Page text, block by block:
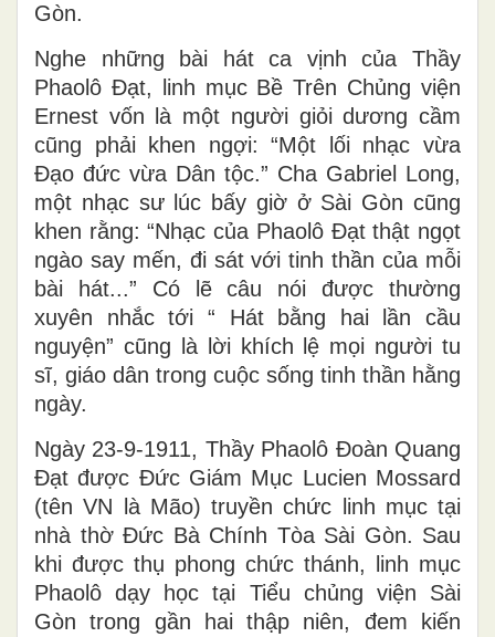
Gòn.
Nghe những bài hát ca vịnh của Thầy
Phaolô Đạt, linh mục Bề Trên Chủng viện
Ernest vốn là một người giỏi dương cầm
cũng phải khen ngợi: “Một lối nhạc vừa
Đạo đức vừa Dân tộc.” Cha Gabriel Long,
một nhạc sư lúc bấy giờ ở Sài Gòn cũng
khen rằng: “Nhạc của Phaolô Đạt thật ngọt
ngào say mến, đi sát với tinh thần của mỗi
bài hát...” Có lẽ câu nói được thường
xuyên nhắc tới “ Hát bằng hai lần cầu
nguyện” cũng là lời khích lệ mọi người tu
sĩ, giáo dân trong cuộc sống tinh thần hằng
ngày.
Ngày 23-9-1911, Thầy Phaolô Đoàn Quang
Đạt được Đức Giám Mục Lucien Mossard
(tên VN là Mão) truyền chức linh mục tại
nhà thờ Đức Bà Chính Tòa Sài Gòn. Sau
khi được thụ phong chức thánh, linh mục
Phaolô dạy học tại Tiểu chủng viện Sài
Gòn trong gần hai thập niên, đem kiến